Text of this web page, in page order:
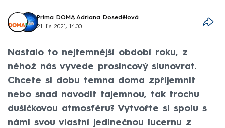
Prima DOMA, Adriana Dosedělová
21. lis 2021, 14:00
Nastalo to nejtemnější období roku, z
něhož nás vyvede prosincový slunovrat.
Chcete si dobu temna doma zpříjemnit
nebo snad navodit tajemnou, tak trochu
dušičkovou atmosféru? Vytvořte si spolu s
námi svou vlastní jedinečnou lucernu z